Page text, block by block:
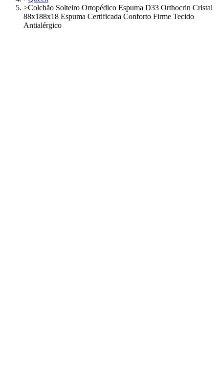
>Colchão Solteiro Ortopédico Espuma D33 Orthocrin Cristal
88x188x18 Espuma Certificada Conforto Firme Tecido
Antialérgico